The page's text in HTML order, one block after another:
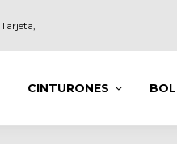
Tarjeta,
CINTURONES